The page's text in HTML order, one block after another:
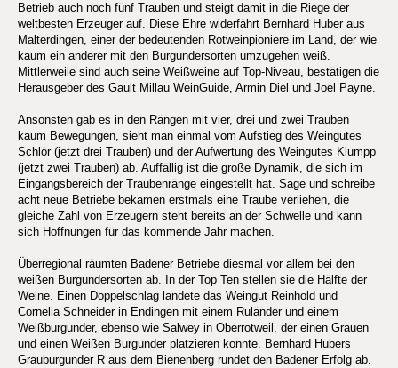
Betrieb auch noch fünf Trauben und steigt damit in die Riege der
weltbesten Erzeuger auf. Diese Ehre widerfährt Bernhard Huber aus
Malterdingen, einer der bedeutenden Rotweinpioniere im Land, der wie
kaum ein anderer mit den Burgundersorten umzugehen weiß.
Mittlerweile sind auch seine Weißweine auf Top-Niveau, bestätigen die
Herausgeber des Gault Millau WeinGuide, Armin Diel und Joel Payne.
Ansonsten gab es in den Rängen mit vier, drei und zwei Trauben
kaum Bewegungen, sieht man einmal vom Aufstieg des Weingutes
Schlör (jetzt drei Trauben) und der Aufwertung des Weingutes Klumpp
(jetzt zwei Trauben) ab. Auffällig ist die große Dynamik, die sich im
Eingangsbereich der Traubenränge eingestellt hat. Sage und schreibe
acht neue Betriebe bekamen erstmals eine Traube verliehen, die
gleiche Zahl von Erzeugern steht bereits an der Schwelle und kann
sich Hoffnungen für das kommende Jahr machen.
Überregional räumten Badener Betriebe diesmal vor allem bei den
weißen Burgundersorten ab. In der Top Ten stellen sie die Hälfte der
Weine. Einen Doppelschlag landete das Weingut Reinhold und
Cornelia Schneider in Endingen mit einem Ruländer und einem
Weißburgunder, ebenso wie Salwey in Oberrotweil, der einen Grauen
und einen Weißen Burgunder platzieren konnte. Bernhard Hubers
Grauburgunder R aus dem Bienenberg rundet den Badener Erfolg ab.